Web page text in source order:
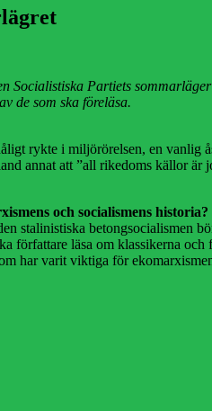
Socialistiska Partiets
de som ska föreläsa.
rykte i miljörörelsen, en vanlig
annat att ”all rikedoms källor
och socialismens historia?
stalinistiska betongsocialismen
författare läsa om klassikerna
har varit viktiga för